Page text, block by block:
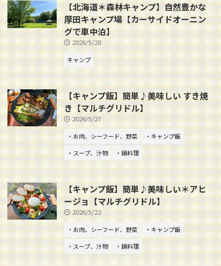
【北海道＊森林キャンプ】自然豊かな
厚田キャンプ場【カーサイドオーニン
グで車中泊】
2026/5/28
キャンプ
【キャンプ飯】簡単♪美味しい すき焼
き【マルチグリドル】
2026/5/27
・お肉、シーフード、野菜
・キャンプ飯
・スープ、汁物
・鍋料理
【キャンプ飯】簡単♪美味しい＊アヒ
ージョ【マルチグリドル】
2026/5/22
・お肉、シーフード、野菜
・キャンプ飯
・スープ、汁物
・鍋料理